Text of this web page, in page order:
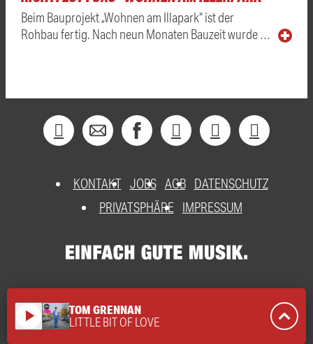
Beim Bauprojekt „Wohnen am Illapark“ ist der
Rohbau fertig. Nach neun Monaten Bauzeit wurde …
KONTAKT JOBS AGB DATENSCHUTZ
PRIVATSPHÄRE
IMPRESSUM
play_arrow TOM GRENNAN
LITTLE BIT OF LOVE